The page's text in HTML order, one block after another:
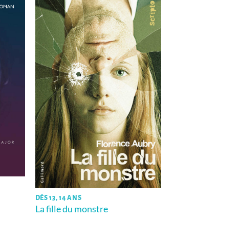
DÈS 13, 14 ANS
La fille du monstre